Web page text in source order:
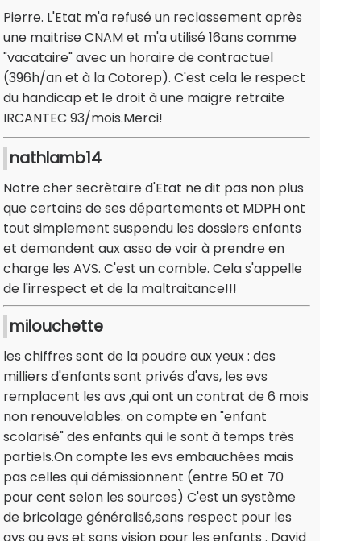
Pierre. L'Etat m'a refusé un reclassement après
une maitrise CNAM et m'a utilisé 16ans comme
"vacataire" avec un horaire de contractuel
(396h/an et à la Cotorep). C'est cela le respect
du handicap et le droit à une maigre retraite
IRCANTEC 93/mois.Merci!
nathlamb14
Notre cher secrètaire d'Etat ne dit pas non plus
que certains de ses départements et MDPH ont
tout simplement suspendu les dossiers enfants
et demandent aux asso de voir à prendre en
charge les AVS. C'est un comble. Cela s'appelle
de l'irrespect et de la maltraitance!!!
milouchette
les chiffres sont de la poudre aux yeux : des
milliers d'enfants sont privés d'avs, les evs
remplacent les avs ,qui ont un contrat de 6 mois
non renouvelables. on compte en "enfant
scolarisé" des enfants qui le sont à temps très
partiels.On compte les evs embauchées mais
pas celles qui démissionnent (entre 50 et 70
pour cent selon les sources) C'est un système
de bricolage généralisé,sans respect pour les